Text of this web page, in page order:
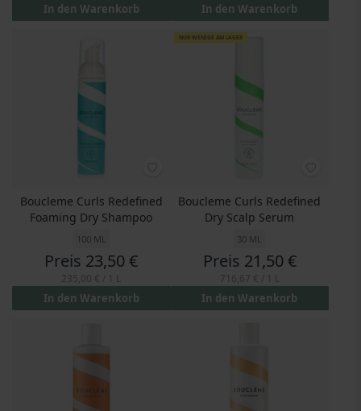
In den Warenkorb In den Warenkorb
Boucleme Curls Redefined
Foaming Dry Shampoo
100 ML
Preis 23,50 €
In den Warenkorb
NUR WENIGE AM LAGER
Boucleme Curls Redefined
Dry Scalp Serum
30 ML
Preis 21,50 €
In den Warenkorb